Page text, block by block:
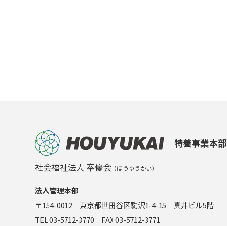
特養事業本部
社会福祉法人 奉優会 （ほうゆうかい）
法人管理本部
〒154-0012 東京都世田谷区駒沢1-4-15 真井ビル5階
TEL 03-5712-3770 FAX 03-5712-3771